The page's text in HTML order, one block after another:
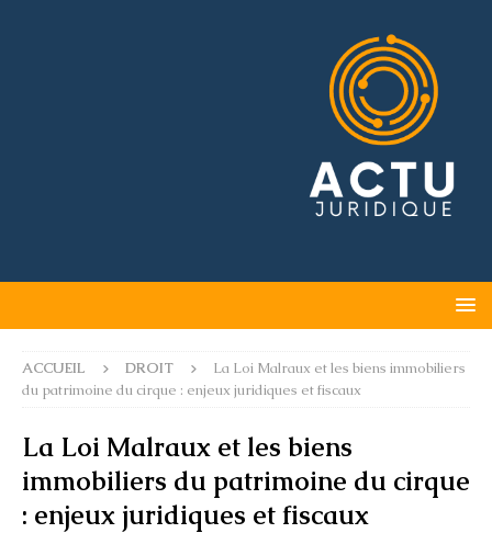
ACCUEIL DROIT
La Loi Malraux et les biens immobiliers
du patrimoine du cirque : enjeux juridiques et fiscaux
La Loi Malraux et les biens
immobiliers du patrimoine du cirque
: enjeux juridiques et fiscaux